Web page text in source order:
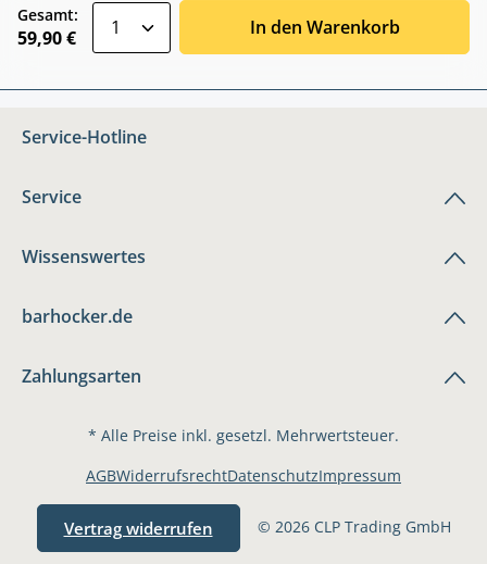
Gesamt:
59,90 € In den Warenkorb
Service-Hotline
Service
Wissenswertes
barhocker.de
Zahlungsarten
* Alle Preise inkl. gesetzl. Mehrwertsteuer.
Vertrag widerrufen © 2026 CLP Trading GmbH
AGBWiderrufsrechtDatenschutzImpressum